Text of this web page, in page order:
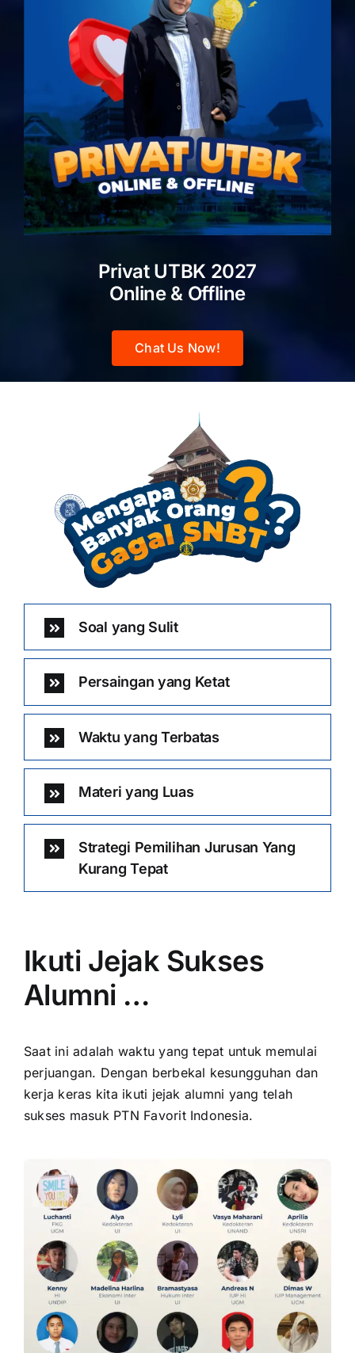
Privat UTBK 2027
Online & Offline
Chat Us Now!
Soal yang Sulit
Persaingan yang Ketat
Waktu yang Terbatas
Materi yang Luas
Strategi Pemilihan Jurusan Yang
Kurang Tepat
Ikuti Jejak Sukses
Alumni …
Saat ini adalah waktu yang tepat untuk memulai
perjuangan. Dengan berbekal kesungguhan dan
kerja keras kita ikuti jejak alumni yang telah
sukses masuk PTN Favorit Indonesia.